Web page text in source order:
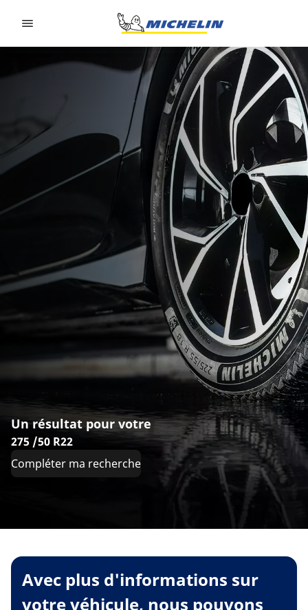
Un résultat pour votre
275 /50 R22
Compléter ma recherche
Avec plus d'informations sur
votre véhicule, nous pouvons